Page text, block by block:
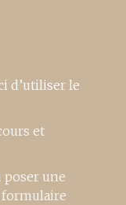
d’utiliser le
et
poser une